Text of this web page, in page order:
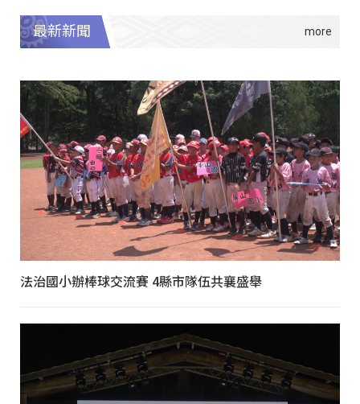
最新新聞
法治國小辦棒球交流賽 4縣市隊伍共襄盛舉